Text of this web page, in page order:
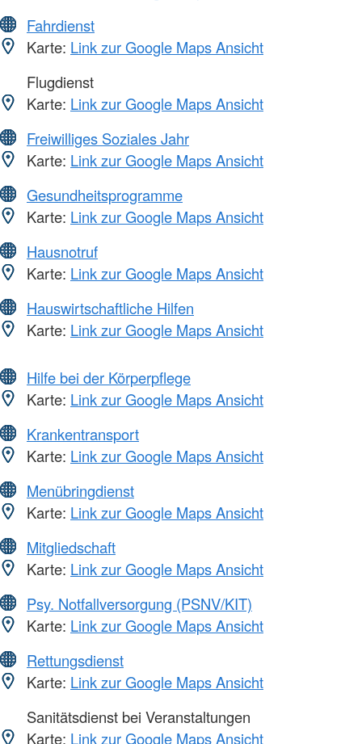
Fahrdienst
Karte: Link zur Google Maps Ansicht
Flugdienst
Karte: Link zur Google Maps Ansicht
Freiwilliges Soziales Jahr
Karte: Link zur Google Maps Ansicht
Gesundheitsprogramme
Karte: Link zur Google Maps Ansicht
Hausnotruf
Karte: Link zur Google Maps Ansicht
Hauswirtschaftliche Hilfen
Karte: Link zur Google Maps Ansicht
Hilfe bei der Körperpflege
Karte: Link zur Google Maps Ansicht
Krankentransport
Karte: Link zur Google Maps Ansicht
Menübringdienst
Karte: Link zur Google Maps Ansicht
Mitgliedschaft
Karte: Link zur Google Maps Ansicht
Psy. Notfallversorgung (PSNV/KIT)
Karte: Link zur Google Maps Ansicht
Rettungsdienst
Karte: Link zur Google Maps Ansicht
Sanitätsdienst bei Veranstaltungen
Karte: Link zur Google Maps Ansicht